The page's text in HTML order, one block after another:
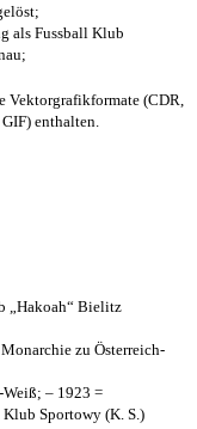
als Fussball Klub
Vektorgrafikformate (CDR,
enthalten.
„Hakoah“ Bielitz
zu Österreich-
– 1923 =
Sportowy (K. S.)